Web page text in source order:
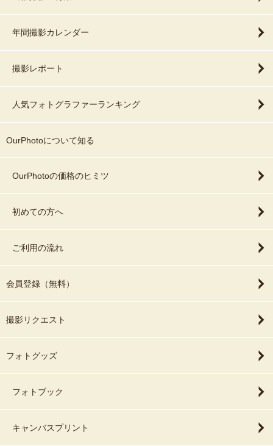
年間撮影カレンダー
撮影レポート
人気フォトグラファーランキング
OurPhotoについて知る
OurPhotoの価格のヒミツ
初めての方へ
ご利用の流れ
会員登録（無料）
撮影リクエスト
フォトグッズ
フォトブック
キャンバスプリント